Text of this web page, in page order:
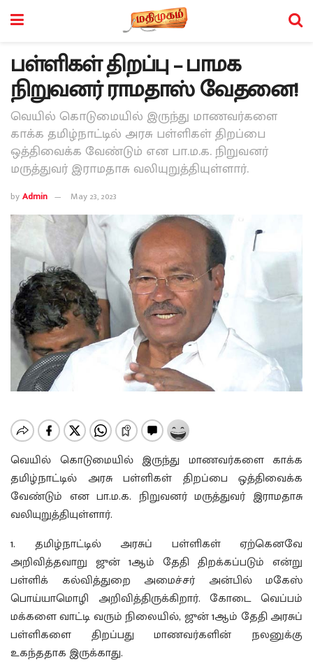
பள்ளிகள் திறப்பு – பாமக
நிறுவனர் ராமதாஸ் வேதனை!
வெயில் கொடுமையில் இருந்து மாணவர்களை
காக்க தமிழ்நாட்டில் அரசு பள்ளிகள் திறப்பை
ஒத்திவைக்க வேண்டும் என பா.ம.க. நிறுவனர்
மருத்துவர் இராமதாசு வலியுறுத்தியுள்ளார்.
byAdmin May 23, 2023
வெயில் கொடுமையில் இருந்து மாணவர்களை காக்க
தமிழ்நாட்டில் அரசு பள்ளிகள் திறப்பை ஒத்திவைக்க
வேண்டும் என பா.ம.க. நிறுவனர் மருத்துவர் இராமதாசு
வலியுறுத்தியுள்ளார்.
1. தமிழ்நாட்டில் அரசுப் பள்ளிகள் ஏற்கெனவே
அறிவித்தவாறு ஜுன் 1ஆம் தேதி திறக்கப்படும் என்று
பள்ளிக் கல்வித்துறை அமைச்சர் அன்பில் மகேஸ்
பொய்யாமொழி அறிவித்திருக்கிறார். கோடை வெப்பம்
மக்களை வாட்டி வரும் நிலையில், ஜுன் 1ஆம் தேதி அரசுப்
பள்ளிகளை திறப்பது மாணவர்களின் நலனுக்கு
உகந்ததாக இருக்காது.